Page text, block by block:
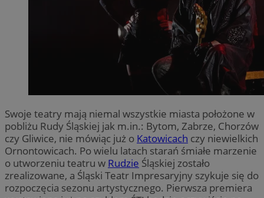
Swoje teatry mają niemal wszystkie miasta położone w
pobliżu Rudy Śląskiej jak m.in.: Bytom, Zabrze, Chorzów
czy Gliwice, nie mówiąc już o Katowicach czy niewielkich
Ornontowicach. Po wielu latach starań śmiałe marzenie
o utworzeniu teatru w Rudzie Śląskiej zostało
zrealizowane, a Śląski Teatr Impresaryjny szykuje się do
rozpoczęcia sezonu artystycznego. Pierwsza premiera